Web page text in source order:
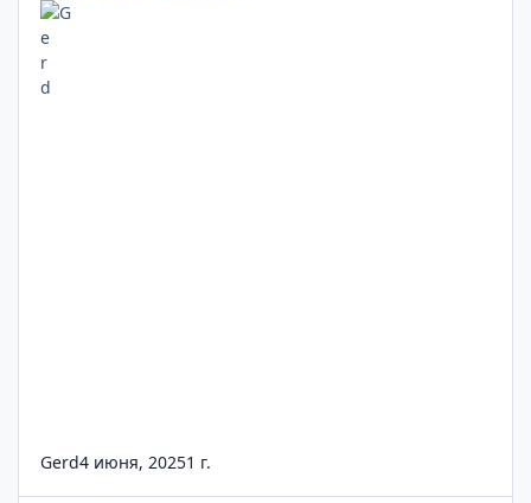
Gerd4 июня, 20251 г.